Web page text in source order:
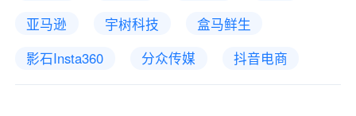
亚马逊
宇树科技
盒马鲜生
影石Insta360
分众传媒 抖音电商